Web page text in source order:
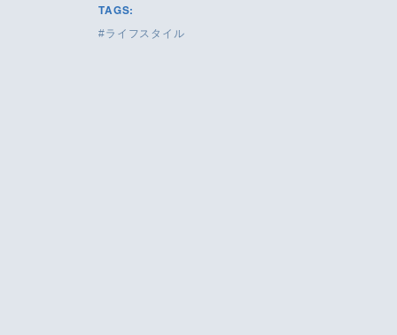
TAGS:
ライフスタイル